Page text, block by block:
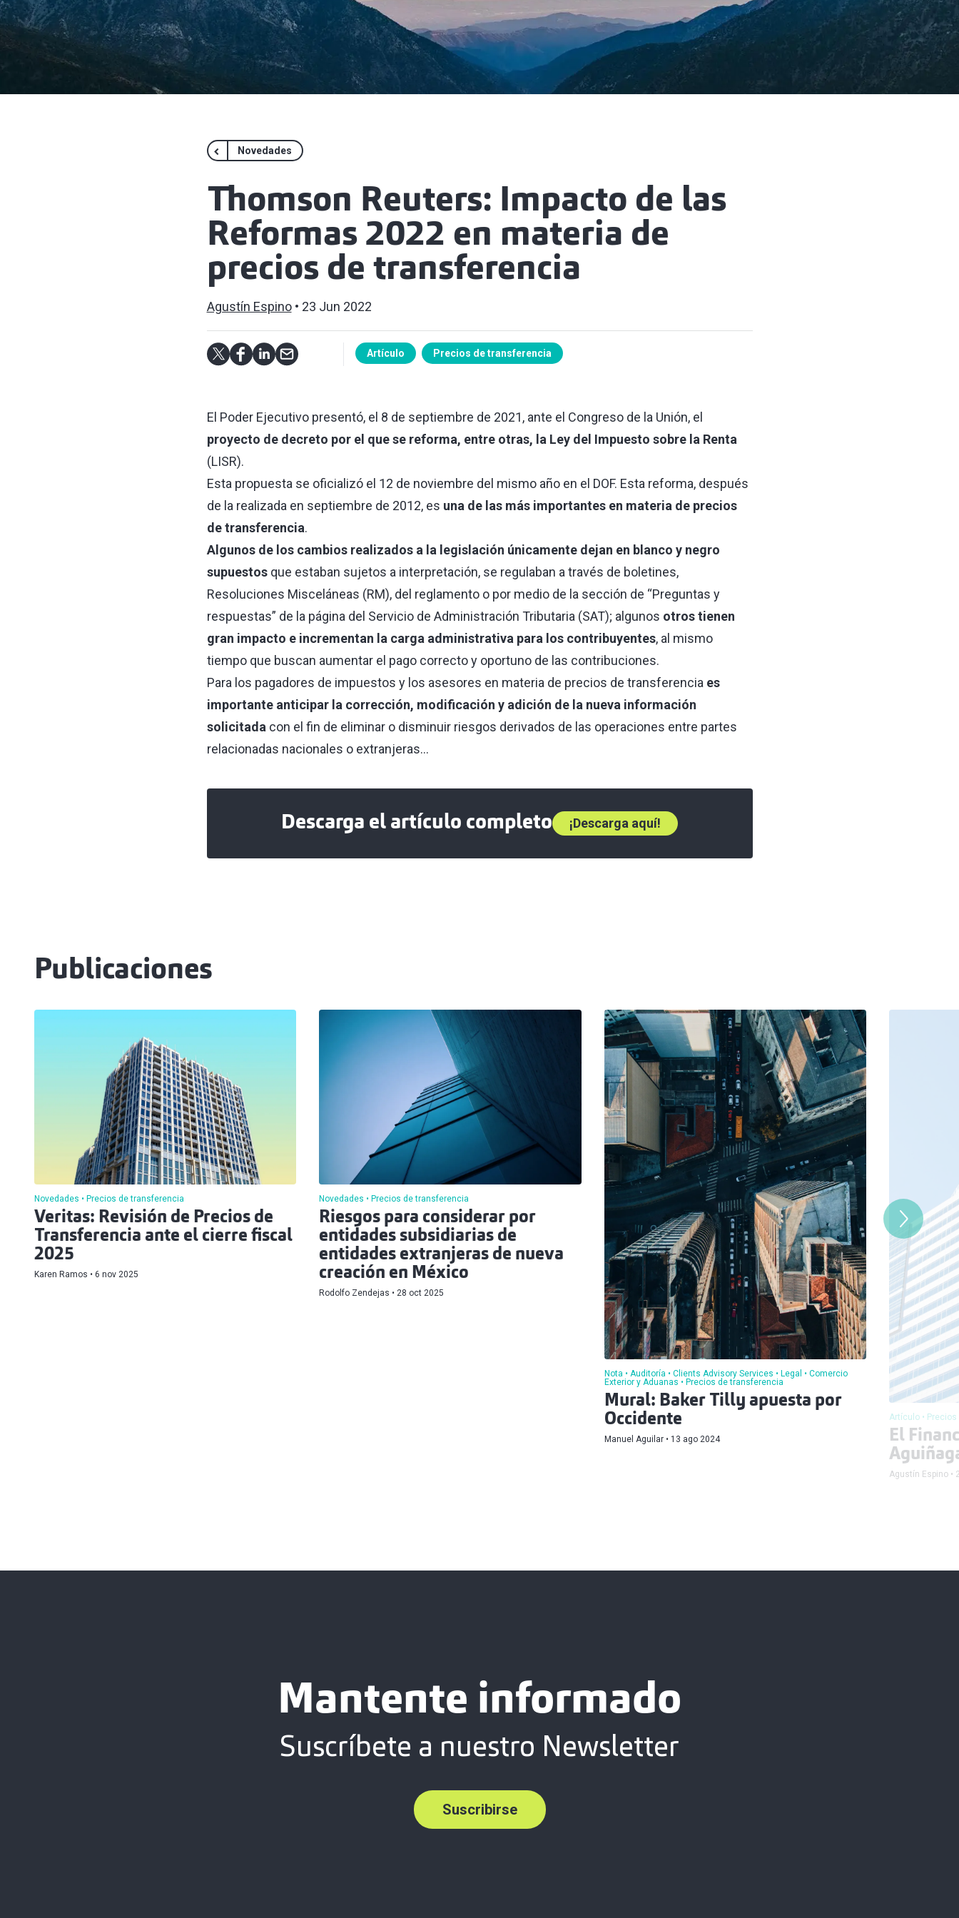
Novedades
Thomson Reuters: Impacto de las
Reformas 2022 en materia de
precios de transferencia
Agustín Espino 23 Jun 2022
Artículo Precios de transferencia
El Poder Ejecutivo presentó, el 8 de septiembre de 2021, ante el Congreso de la Unión, el
proyecto de decreto por el que se reforma, entre otras, la Ley del Impuesto sobre la Renta
(LISR).
Esta propuesta se oficializó el 12 de noviembre del mismo año en el DOF. Esta reforma, después
de la realizada en septiembre de 2012, es una de las más importantes en materia de precios
de transferencia.
Algunos de los cambios realizados a la legislación únicamente dejan en blanco y negro
supuestosque estaban sujetos a interpretación, se regulaban a través de boletines,
Resoluciones Misceláneas (RM), del reglamento o por medio de la sección de “Preguntas y
respuestas” de la página del Servicio de Administración Tributaria (SAT); algunos otros tienen
gran impacto e incrementan la carga administrativa para los contribuyentes, al mismo
tiempo que buscan aumentar el pago correcto y oportuno de las contribuciones.
Para los pagadores de impuestos y los asesores en materia de precios de transferencia es
importante anticipar la corrección, modificación y adición de la nueva información
solicitada con el fin de eliminar o disminuir riesgos derivados de las operaciones entre partes
relacionadas nacionales o extranjeras…
Descarga el artículo completo ¡Descarga aquí!
Publicaciones
Novedades Precios de transferencia
Veritas: Revisión de Precios de
Transferencia ante el cierre fiscal
2025
Karen Ramos 6 nov 2025
Novedades Precios de transferencia
Riesgos para considerar por
entidades subsidiarias de
entidades extranjeras de nueva
creación en México
Rodolfo Zendejas 28 oct 2025
Nota Auditoría Clients Advisory Services Legal
Comercio
Exterior y Aduanas
Precios de transferencia
Mural: Baker Tilly apuesta por
Occidente
Manuel Aguilar 13 ago 2024
Artículo
El
Agustín Espino
Mantente informado
Suscríbete a nuestro Newsletter
Suscribirse